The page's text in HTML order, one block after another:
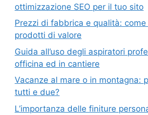
ottimizzazione SEO per il tuo sito
Prezzi di fabbrica e qualità:
prodotti di valore
Guida all’uso degli aspiratori
officina ed in cantiere
Vacanze al mare o in montagna:
tutti e due?
L’importanza delle finiture